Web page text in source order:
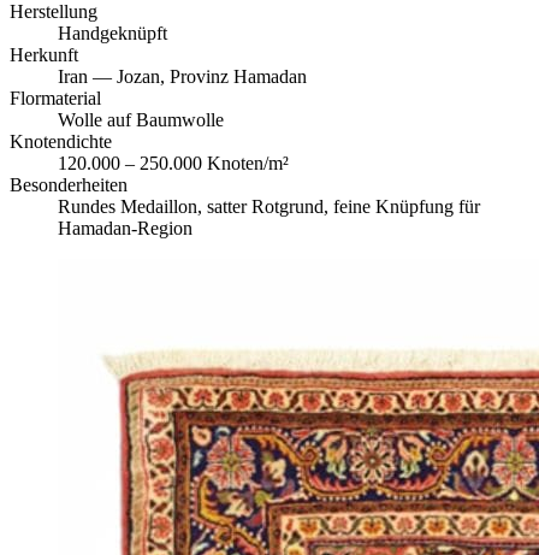
Herstellung
Handgeknüpft
Herkunft
Iran — Jozan, Provinz Hamadan
Flormaterial
Wolle auf Baumwolle
Knotendichte
120.000 – 250.000 Knoten/m²
Besonderheiten
Rundes Medaillon, satter Rotgrund, feine Knüpfung für
Hamadan-Region